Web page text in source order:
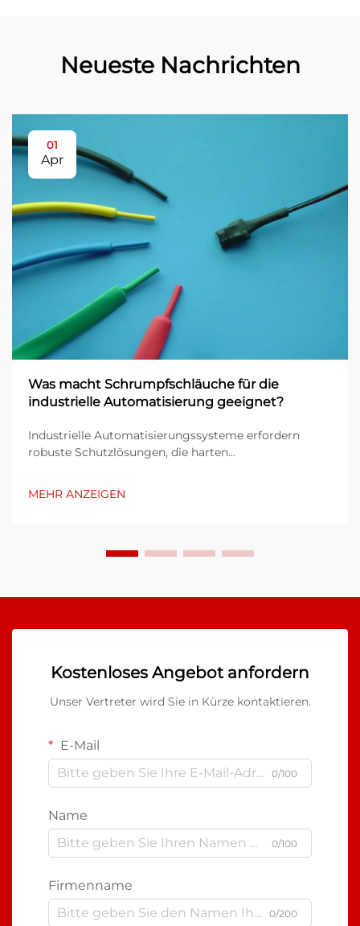
Neueste Nachrichten
01
Apr
Was macht Schrumpfschläuche für die
industrielle Automatisierung geeignet?
Industrielle Automatisierungssysteme erfordern
robuste Schutzlösungen, die harten
sicherstellen. Die Technologie des
MEHR ANZEIGEN
Kostenloses Angebot anfordern
Unser Vertreter wird Sie in Kürze kontaktieren.
E-Mail
0/100
Name
0/100
Firmenname
0/200